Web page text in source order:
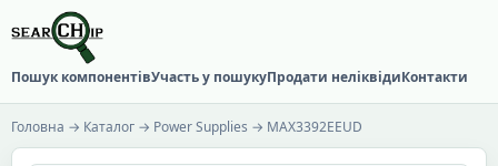
Пошук компонентівУчасть у пошукуПродати неліквідиКонтакти
Головна → Каталог → Power Supplies → MAX3392EEUD